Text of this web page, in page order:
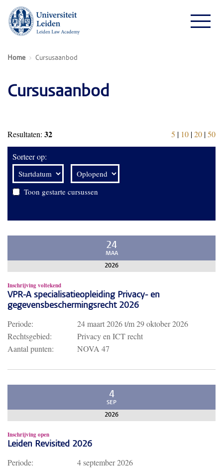
Home Cursusaanbod
Cursusaanbod
Resultaten: 32 5 | 10 |20 |50
Sorteer op:
Toon gestarte cursussen
24
MAA
2026
Inschrijving voltekend
VPR-A specialisatieopleiding Privacy- en
gegevensbeschermingsrecht 2026
Periode: 24 maart 2026t/m29 oktober 2026
Rechtsgebied:
Privacy en ICT recht
Aantal punten:
NOVA 47
4
SEP
2026
Inschrijving open
Leiden Revisited 2026
Periode:
4 september 2026